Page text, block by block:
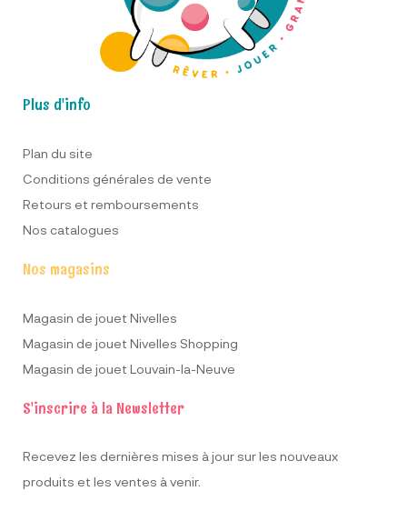
Plus d'info
Plan du site
Conditions générales de vente
Retours et remboursements
Nos catalogues
Nos magasins
Magasin de jouet Nivelles
Magasin de jouet Nivelles Shopping
Magasin de jouet Louvain-la-Neuve
S'inscrire à la Newsletter
Recevez les dernières mises à jour sur les nouveaux
produits et les ventes à venir.